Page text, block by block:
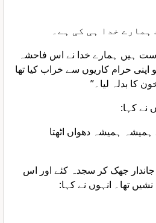
ہمارے خدا ہی کی ہے۔
ہیں ہمارے خدا نے اس فاحشہ
حرام کاریوں سے خراب کیا تھا
کا بدلہ لیا۔”
نے کہا:
ہمیشہ دھواں اٹھتا
جھک کر سجدہ کئے اور اس
تھا۔ انہوں نے کہا: